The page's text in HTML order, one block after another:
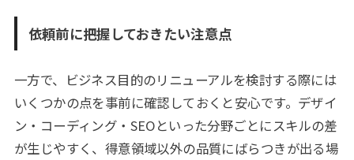
依頼前に把握しておきたい注意点
一方で、ビジネス目的のリニューアルを検討する際には
いくつかの点を事前に確認しておくと安心です。デザイ
ン・コーディング・SEOといった分野ごとにスキルの差
が生じやすく、得意領域以外の品質にばらつきが出る場